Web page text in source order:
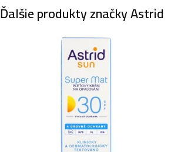
Ďalšie produkty značky Astrid